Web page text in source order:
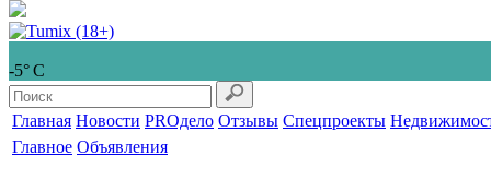
-5° С
Главная Новости PROдело Отзывы Спецпроекты
Главное Объявления